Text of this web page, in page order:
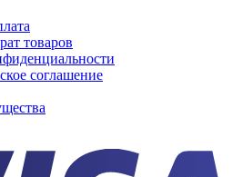
товаров
соглашение